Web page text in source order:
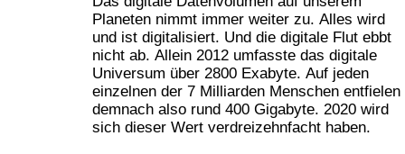
Planeten nimmt immer weiter zu. Alles wird
und ist digitalisiert. Und die digitale Flut ebbt
nicht ab. Allein 2012 umfasste das digitale
Universum über 2800 Exabyte. Auf jeden
einzelnen der 7 Milliarden Menschen entfielen
demnach also rund 400 Gigabyte. 2020 wird
sich dieser Wert verdreizehnfacht haben.